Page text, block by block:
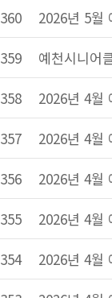
360
2026년 5월
359
예천시니어
358
2026년 4월
357
2026년 4월
356
2026년 4월
355
2026년 4월
354
2026년 4월